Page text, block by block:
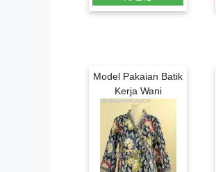
Model Pakaian Batik
Kerja Wani